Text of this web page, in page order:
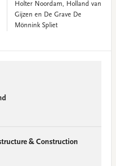
Holter Noordam, Holland van
Gijzen en De Grave De
Mönnink Spliet
& Construction